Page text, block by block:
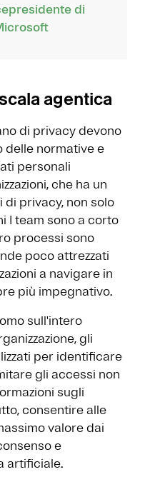
di
agentica
di privacy devono
delle normative e
personali
che ha un
di privacy, non solo
I team sono a corto
processi sono
poco attrezzati
a navigare in
più impegnativo.
sull'intero
gli
per identificare
gli accessi non
sugli
consentire alle
valore dai
e
artificiale.